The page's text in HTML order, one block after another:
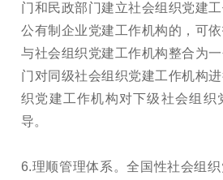
门和民政部门建立社会组织党建
公有制企业党建工作机构的，可
与社会组织党建工作机构整合为
门对同级社会组织党建工作机构
织党建工作机构对下级社会组织
导。
6.理顺管理体系。全国性社会组